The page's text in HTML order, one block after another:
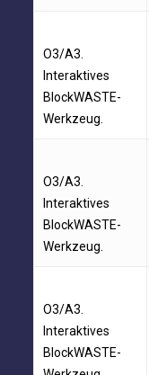
O3/A3.
Interaktives
BlockWASTE-
Werkzeug.
O3/A3.
Interaktives
BlockWASTE-
Werkzeug.
O3/A3.
Interaktives
BlockWASTE-